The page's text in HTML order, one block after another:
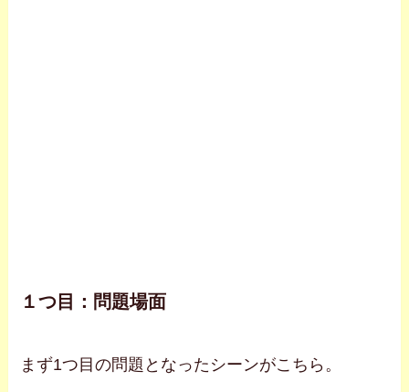
１つ目：問題場面
まず1つ目の問題となったシーンがこちら。